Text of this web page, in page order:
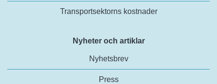
Transportsektorns kostnader
Nyheter och artiklar
Nyhetsbrev
Press